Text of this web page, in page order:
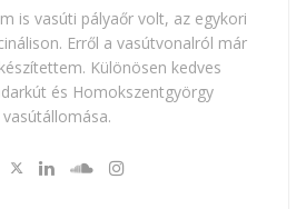
is vasúti pályaőr volt, az egykori
Erről a vasútvonalról már
Különösen kedves
és Homokszentgyörgy
vasútállomása.